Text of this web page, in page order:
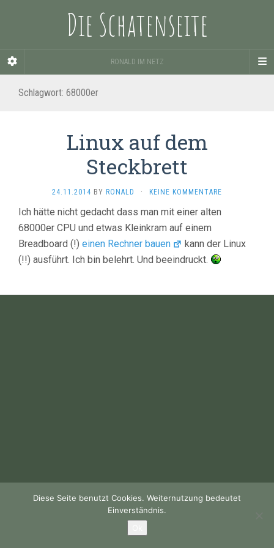
Die Schatenseite
RONALD IM NETZ
Schlagwort: 68000er
Linux auf dem
Steckbrett
24.11.2014 BY RONALD · KEINE KOMMENTARE
Ich hätte nicht gedacht dass man mit einer alten
68000er CPU und etwas Kleinkram auf einem
Breadboard (!) einen Rechner bauen
kann der Linux
(!!) ausführt. Ich bin belehrt. Und beeindruckt.
Diese Seite benutzt Cookies. Weiternutzung bedeutet
Einverständnis.